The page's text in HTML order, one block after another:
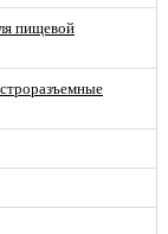
пищевой